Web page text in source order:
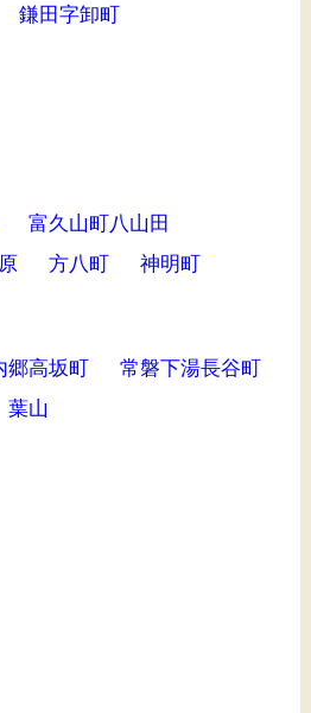
鎌田字卸町
富久山町八山田
方八町 神明町
郷高坂町
常磐下湯長谷町
葉山